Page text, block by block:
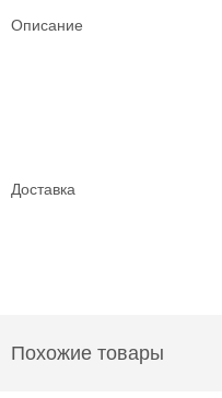
Описание
Доставка
Похожие товары